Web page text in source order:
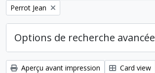
Remove filter:
Perrot Jean
Options de recherche avancée
Aperçu avant impression Card view